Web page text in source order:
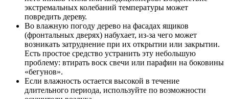
экстремальных колебаний температуры может
повредить дереву.
Во влажную погоду дерево на фасадах ящиков
(фронтальных дверях) набухает, из-за чего может
возникать затруднение при их открытии или закрытии.
Есть простое средство устранить эту небольшую
проблему: втирать воск свечи или парафин на боковины
«бегунов».
Если влажность остается высокой в течение
длительного периода, используйте по возможности